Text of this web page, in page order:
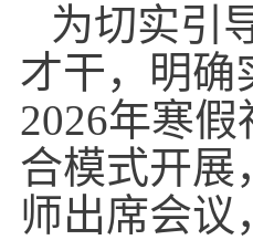
为切实引
才干，明确
2026年寒假
合模式开展
师出席会议